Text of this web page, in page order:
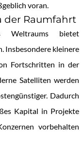
voran.
der Raumfahrt
Weltraums bietet
Insbesondere kleinere
Fortschritten in der
Satelliten werden
Dadurch
Kapital in Projekte
vorbehalten